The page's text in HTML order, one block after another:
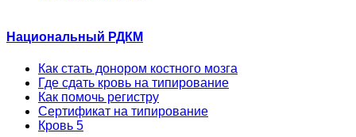
Национальный РДКМ
Как стать донором костного мозга
Где сдать кровь на типирование
Как помочь регистру
Сертификат на типирование
Кровь 5